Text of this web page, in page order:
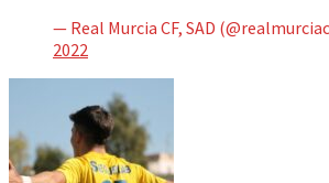
— Real Murcia CF, SAD
2022